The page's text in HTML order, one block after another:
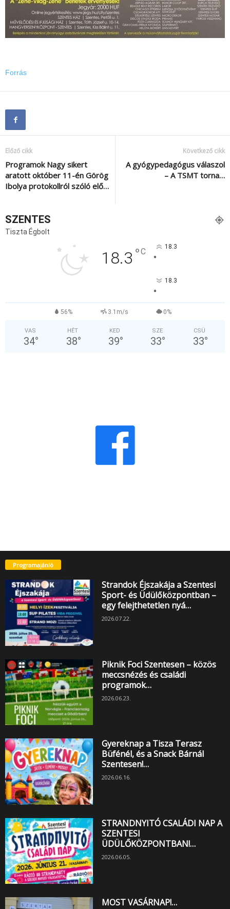
Forrás
Előző cikk
Programok Nagy sikert
aratott október 11-én Görög
Ibolya protokollról szóló elő…
Következő cikk
A gyógypedagógus válaszol
– A TSMT torna…
SZENTES
Tiszta Égbolt
18.3 °C 18.3
°
18.3
°
56% 3.1m/s 0%
VAS
34°
HÉT
38°
KED
39°
SZE
33°
CSÜ
33°
Programajánló
Strandok Éjszakája a Szentesi
Sport- és Üdülőközpontban –
egy felejthetetlen nyá…
2026.07.22.
Piknik Foci Szentesen – közös
meccsnézés és családi
programok…
2026.06.23.
Gyereknap a Tisza Terasz
Büfénél, és a Snack Bárnál
Szentesen!…
2026.06.16.
STRANDNYITÓ CSALÁDI NAP A
SZENTESI
ÜDÜLŐKÖZPONTBAN!…
2026.06.05.
MOST VASÁRNAP!…